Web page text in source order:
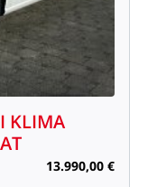
KLIMA
13.990,00 €